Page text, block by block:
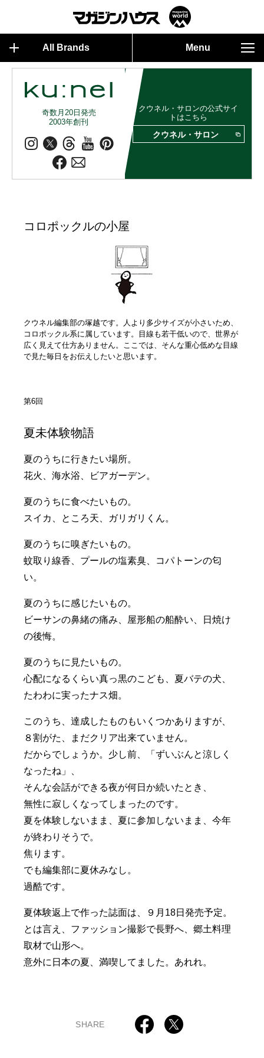
All Brands Menu
奇数月20日発売
2003年創刊
クウネル・サロンの公式サイ
トはこちら
クウネル・サロン
コロポックルの小屋
クウネル編集部の塚越です。人より多少サイズが小さいため、
コロポックル系に属しています。目線も若干低いので、世界が
広く見えて仕方ありません。ここでは、そんな重心低めな目線
で見た毎日をお伝えしたいと思います。
第6回
夏未体験物語
夏のうちに行きたい場所。
花火、海水浴、ビアガーデン。
夏のうちに食べたいもの。
スイカ、ところ天、ガリガリくん。
夏のうちに嗅ぎたいもの。
蚊取り線香、プールの塩素臭、コパトーンの匂
い。
夏のうちに感じたいもの。
ビーサンの鼻緒の痛み、屋形船の船酔い、日焼け
の後悔。
夏のうちに見たいもの。
心配になるくらい真っ黒のこども、夏バテの犬、
たわわに実ったナス畑。
このうち、達成したものもいくつかありますが、
８割がた、まだクリア出来ていません。
だからでしょうか。少し前、「ずいぶんと涼しく
なったね」、
そんな会話ができる夜が何日か続いたとき、
無性に寂しくなってしまったのです。
夏を体験しないまま、夏に参加しないまま、今年
が終わりそうで。
焦ります。
でも編集部に夏休みなし。
過酷です。
夏体験返上で作った誌面は、９月18日発売予定。
とは言え、ファッション撮影で長野へ、郷土料理
取材で山形へ。
意外に日本の夏、満喫してました。あれれ。
SHARE